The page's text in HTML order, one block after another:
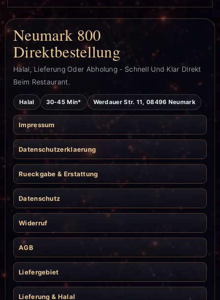
Neumark 800
Direktbestellung
Halal, Lieferung Oder Abholung - Schnell Und Klar Direkt
Beim Restaurant.
Halal 30-45 Min* Werdauer Str. 11, 08496 Neumark
Impressum
Datenschutzerklaerung
Rueckgabe & Erstattung
Datenschutz
Widerruf
AGB
Liefergebiet
Lieferung & Halal